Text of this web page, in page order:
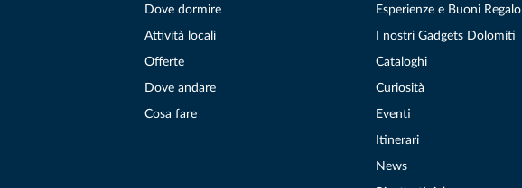
Dove dormire
Attività locali
Offerte
Dove andare
Cosa fare
Esperienze e Buoni Regalo
I nostri Gadgets Dolomiti
Cataloghi
Curiosità
Eventi
Itinerari
News